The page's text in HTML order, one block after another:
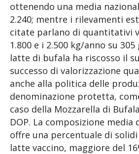
ottenendo una media
2.240; mentre i rilevamenti
citate parlano di quantitativi
1.800 e i 2.500 kg/anno su
latte di bufala ha riscosso il
successo di valorizzazione
anche alla politica delle
denominazione protetta,
caso della Mozzarella di
DOP. La composizione
offre una percentuale di
latte vaccino, maggiore del